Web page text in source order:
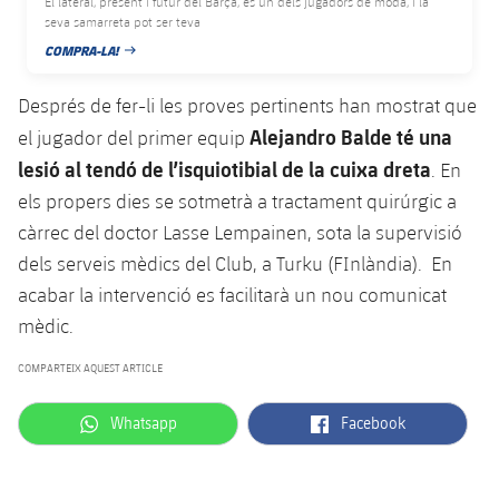
Serveis Mèdics
Acreditacions
SUB8 B
Fotos
Palmarès
Fotos
Infantil A
Entrades
Resultats
Classificació
Jugadors
Fotos
Història
Calendari
Resultats
Jugadors
plusicon
més
Actualitat
Juvenil
Cadet
Infantil
Campus Verano
PLUSICON
MÉS
Primer equip
plusicon
més
Actualitat
Calendari
Resultats
Barça Atlètic
plusicon
més
Actualitat
Resultats
Base
plusicon
més
Barça C
PLUSICON
MÉS
seva samarreta pot ser teva
COMPRA-LA!
DATA DE PUBLICACIÓ
Després de fer-li les proves pertinents han mostrat que
el jugador del primer equip Alejandro Balde té una
lesió al tendó de l’isquiotibial de la cuixa dreta . En
els propers dies se sotmetrà a tractament quirúrgic a
càrrec del doctor Lasse Lempainen, sota la supervisió
dels serveis mèdics del Club, a Turku (FInlàndia). En
acabar la intervenció es facilitarà un nou comunicat
mèdic.
COMPARTEIX AQUEST ARTICLE
label.aria.whatsapp
Whatsapp label.aria.facebook
Facebook